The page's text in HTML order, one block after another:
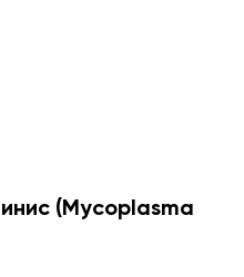
(Mycoplasma